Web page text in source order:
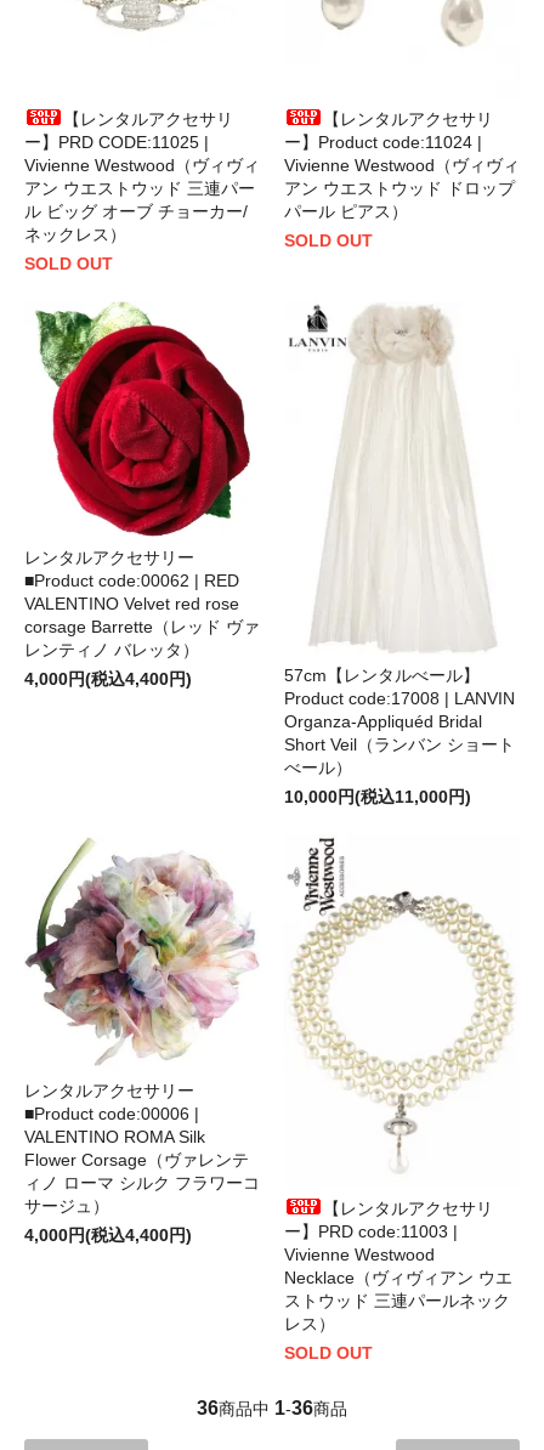
【レンタルアクセサリ
ー】PRD CODE:11025 |
Vivienne Westwood（ヴィヴィ
アン ウエストウッド 三連パー
ル ビッグ オーブ チョーカー/
ネックレス）
SOLD OUT
【レンタルアクセサリ
ー】Product code:11024 |
Vivienne Westwood（ヴィヴィ
アン ウエストウッド ドロップ
パール ピアス）
SOLD OUT
レンタルアクセサリー
■Product code:00062 | RED
VALENTINO Velvet red rose
corsage Barrette（レッド ヴァ
レンティノ バレッタ）
4,000円(税込4,400円)
57cm【レンタルべール】
Product code:17008 | LANVIN
Organza-Appliquéd Bridal
Short Veil（ランバン ショート
べール）
10,000円(税込11,000円)
レンタルアクセサリー
■Product code:00006 |
VALENTINO ROMA Silk
Flower Corsage（ヴァレンテ
ィノ ローマ シルク フラワーコ
サージュ）
4,000円(税込4,400円)
【レンタルアクセサリ
ー】PRD code:11003 |
Vivienne Westwood
Necklace（ヴィヴィアン ウエ
ストウッド 三連パールネック
レス）
SOLD OUT
36商品中 1-36商品